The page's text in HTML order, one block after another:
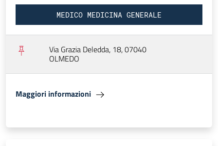
MEDICO MEDICINA GENERALE
Via Grazia Deledda, 18, 07040
OLMEDO
Maggiori informazioni